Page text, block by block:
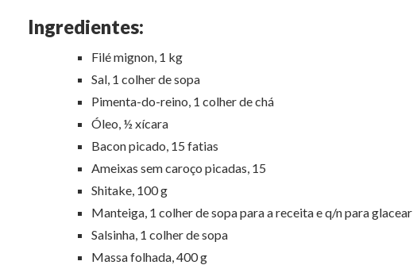
Ingredientes:
Filé mignon, 1 kg
Sal, 1 colher de sopa
Pimenta-do-reino, 1 colher de chá
Óleo, ½ xícara
Bacon picado, 15 fatias
Ameixas sem caroço picadas, 15
Shitake, 100 g
Manteiga, 1 colher de sopa para a receita e q/n para glacear
Salsinha, 1 colher de sopa
Massa folhada, 400 g